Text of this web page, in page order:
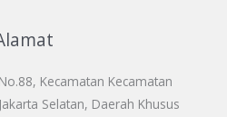
Kecamatan Kecamatan
Selatan, Daerah Khusus